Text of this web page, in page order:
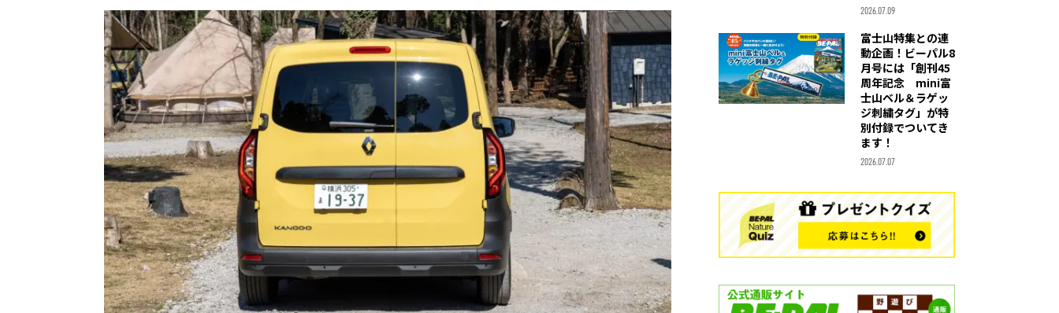
2026.07.09
富士山特集との連
動企画！ビーパル8
月号には「創刊45
周年記念 mini富
士山ベル＆ラゲッ
ジ刺繍タグ」が特
別付録でついてき
ます！
2026.07.07